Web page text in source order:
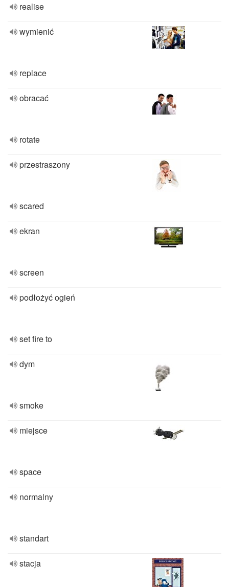
realise
wymienić
replace
obracać
rotate
przestraszony
scared
ekran
screen
podłożyć ogień
set fire to
dym
smoke
miejsce
space
normalny
standart
stacja